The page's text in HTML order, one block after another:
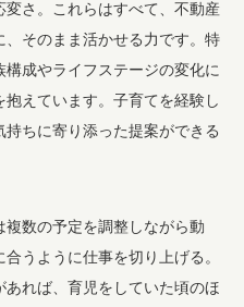
さ。これらはすべて、不動産
そのまま活かせる力です。特
成やライフステージの変化に
えています。子育てを経験し
ちに寄り添った提案ができる
数の予定を調整しながら動
うように仕事を切り上げる。
れば、育児をしていた頃のほ